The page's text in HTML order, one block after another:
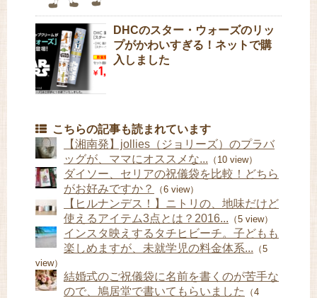
DHCのスター・ウォーズのリッ
プがかわいすぎる！ネットで購
入しました
こちらの記事も読まれています
【湘南発】jollies（ジョリーズ）のプラバ
ッグが、ママにオススメな... （10 view）
ダイソー、セリアの祝儀袋を比較！どちら
がお好みですか？
（6 view）
【ヒルナンデス！】ニトリの、地味だけど
使えるアイテム3点とは？2016... （5 view）
インスタ映えするタチヒビーチ。子どもも
楽しめますが、未就学児の料金体系... （5
view）
結婚式のご祝儀袋に名前を書くのが苦手な
ので、鳩居堂で書いてもらいました
（4